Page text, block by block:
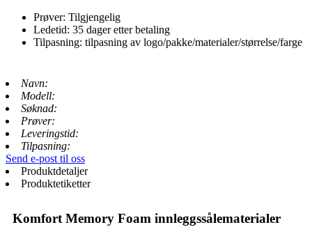
Prøver: Tilgjengelig
Ledetid: 35 dager etter betaling
Tilpasning: tilpasning av logo/pakke/materialer/størrelse/farge
Navn:
Modell:
Søknad:
Prøver:
Leveringstid:
Tilpasning:
Send e-post til oss
Produktdetaljer
Produktetiketter
Komfort Memory Foam innleggssålematerialer